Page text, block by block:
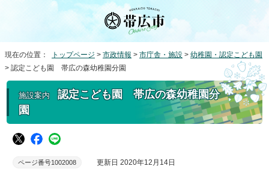
現在の位置： トップページ > 市政情報 > 市庁舎・施設 > 幼稚園・認定こども園
> 認定こども園 帯広の森幼稚園分園
施設案内認定こども園 帯広の森幼稚園分
園
ページ番号1002008 更新日 2020年12月14日